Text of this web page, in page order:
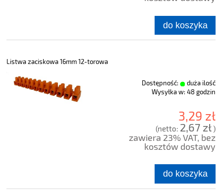
do koszyka
Listwa zaciskowa 16mm 12-torowa
Dostępność:
duża ilość
Wysyłka w: 48 godzin
3,29 zł
(netto: 2,67 zł)
zawiera 23% VAT, bez
kosztów dostawy
do koszyka